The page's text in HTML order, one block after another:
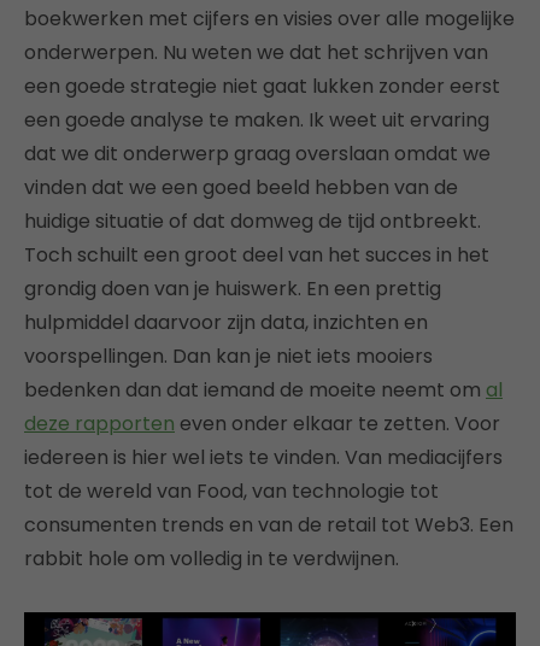
boekwerken met cijfers en visies over alle mogelijke
onderwerpen. Nu weten we dat het schrijven van
een goede strategie niet gaat lukken zonder eerst
een goede analyse te maken. Ik weet uit ervaring
dat we dit onderwerp graag overslaan omdat we
vinden dat we een goed beeld hebben van de
huidige situatie of dat domweg de tijd ontbreekt.
Toch schuilt een groot deel van het succes in het
grondig doen van je huiswerk. En een prettig
hulpmiddel daarvoor zijn data, inzichten en
voorspellingen. Dan kan je niet iets mooiers
bedenken dan dat iemand de moeite neemt om al
deze rapporten even onder elkaar te zetten. Voor
iedereen is hier wel iets te vinden. Van mediacijfers
tot de wereld van Food, van technologie tot
consumenten trends en van de retail tot Web3. Een
rabbit hole om volledig in te verdwijnen.